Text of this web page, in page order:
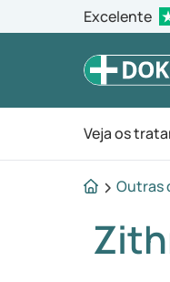
Excelente
Veja os
Outras